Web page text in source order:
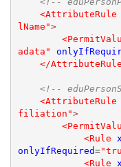
<AttributeRule
lName">
adata"
</AttributeRule
<!--
<AttributeRule
filiation">
<Rule
onlyIfRequired=
<Rule